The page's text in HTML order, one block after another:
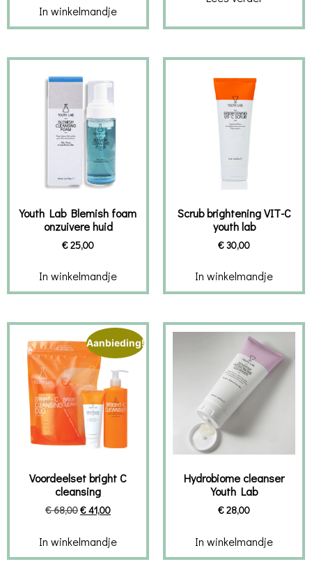
In winkelmandje
Youth Lab Blemish foam
onzuivere huid
€25,00
In winkelmandje
Scrub brightening VIT-C
youth lab
€30,00
In winkelmandje
Aanbieding!
Voordeelset bright C
cleansing
€68,00€41,00
In winkelmandje
Hydrobiome cleanser
Youth Lab
€28,00
In winkelmandje